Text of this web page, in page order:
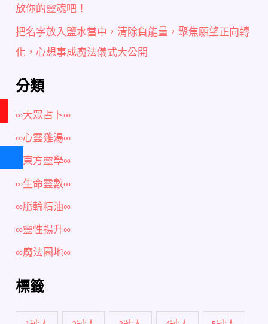
放你的靈魂吧！
把名字放入鹽水當中，清除負能量，聚焦願望正向轉
化，心想事成魔法儀式大公開
分類
∞大眾占卜∞
∞心靈雞湯∞
∞東方靈學∞
∞生命靈數∞
∞脈輪精油∞
∞靈性揚升∞
∞魔法園地∞
標籤